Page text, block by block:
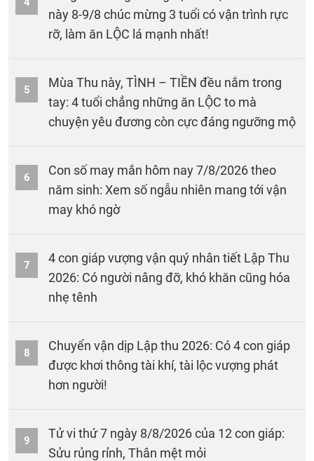
này 8-9/8 chúc mừng 3 tuổi có vận trình rực
rỡ, làm ăn LỘC lá mạnh nhất!
5
Mùa Thu này, TÌNH – TIỀN đều nắm trong
tay: 4 tuổi chẳng những ăn LỘC to mà
chuyện yêu đương còn cực đáng ngưỡng mộ
6
Con số may mắn hôm nay 7/8/2026 theo
năm sinh: Xem số ngẫu nhiên mang tới vận
may khó ngờ
7
4 con giáp vượng vận quý nhân tiết Lập Thu
2026: Có người nâng đỡ, khó khăn cũng hóa
nhẹ tênh
8
Chuyển vận dịp Lập thu 2026: Có 4 con giáp
được khơi thông tài khí, tài lộc vượng phát
hơn người!
9
Tử vi thứ 7 ngày 8/8/2026 của 12 con giáp:
Sửu rủng rỉnh, Thân mệt mỏi